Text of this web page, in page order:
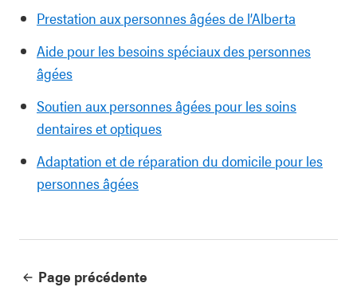
Prestation aux personnes âgées de l’Alberta
Aide pour les besoins spéciaux des personnes
âgées
Soutien aux personnes âgées pour les soins
dentaires et optiques
Adaptation et de réparation du domicile pour les
personnes âgées
Page précédente